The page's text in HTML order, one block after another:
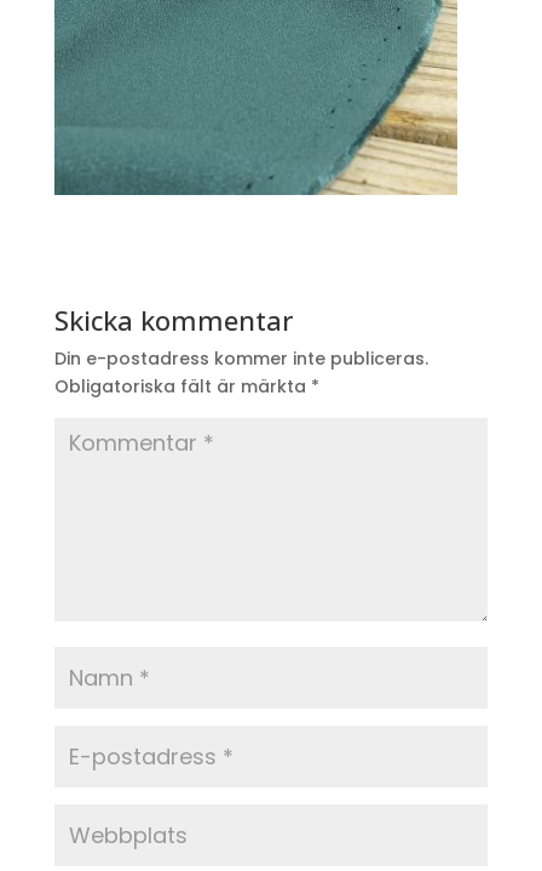
Skicka kommentar
Din e-postadress kommer inte publiceras.
Obligatoriska fält är märkta *